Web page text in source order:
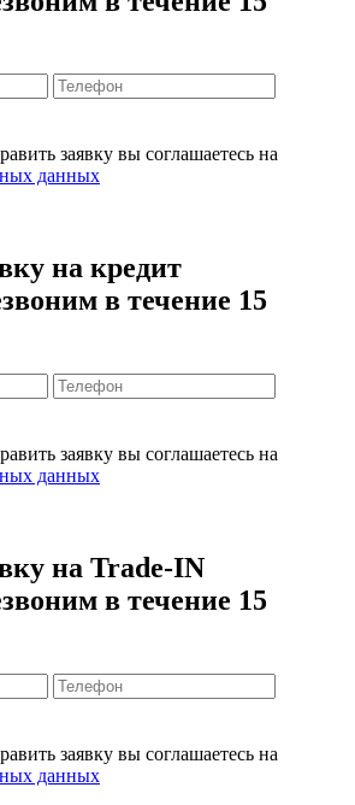
заявку вы соглашаетесь на
данных
на кредит
в течение 15
заявку вы соглашаетесь на
данных
на Trade-IN
в течение 15
заявку вы соглашаетесь на
данных